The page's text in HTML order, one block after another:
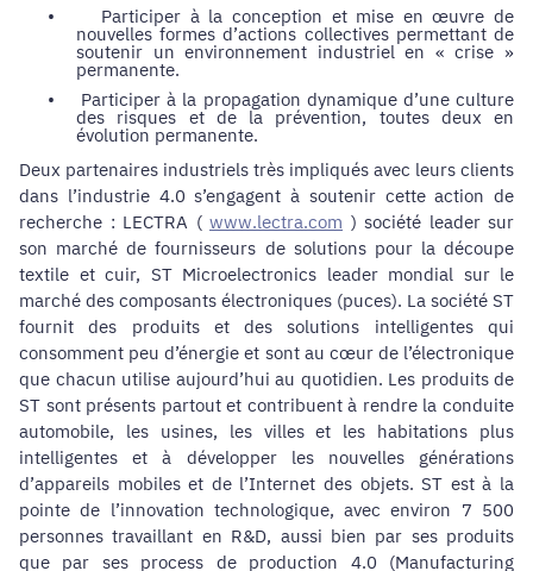
•
Participer à la conception et mise en œuvre de
nouvelles formes d’actions collectives permettant de
soutenir un environnement industriel en « crise »
permanente.
•
Participer à la propagation dynamique d’une culture
des risques et de la prévention, toutes deux en
évolution permanente.
Deux partenaires industriels très impliqués avec leurs clients
dans l’industrie 4.0 s’engagent à soutenir cette action de
recherche : LECTRA ( www.lectra.com ) société leader sur
son marché de fournisseurs de solutions pour la découpe
textile et cuir, ST Microelectronics leader mondial sur le
marché des composants électroniques (puces). La société ST
fournit des produits et des solutions intelligentes qui
consomment peu d’énergie et sont au cœur de l’électronique
que chacun utilise aujourd’hui au quotidien. Les produits de
ST sont présents partout et contribuent à rendre la conduite
automobile, les usines, les villes et les habitations plus
intelligentes et à développer les nouvelles générations
d’appareils mobiles et de l’Internet des objets. ST est à la
pointe de l’innovation technologique, avec environ 7 500
personnes travaillant en R&D, aussi bien par ses produits
que par ses process de production 4.0 (Manufacturing